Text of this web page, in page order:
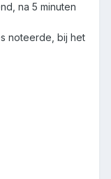
na 5 minuten
noteerde, bij het